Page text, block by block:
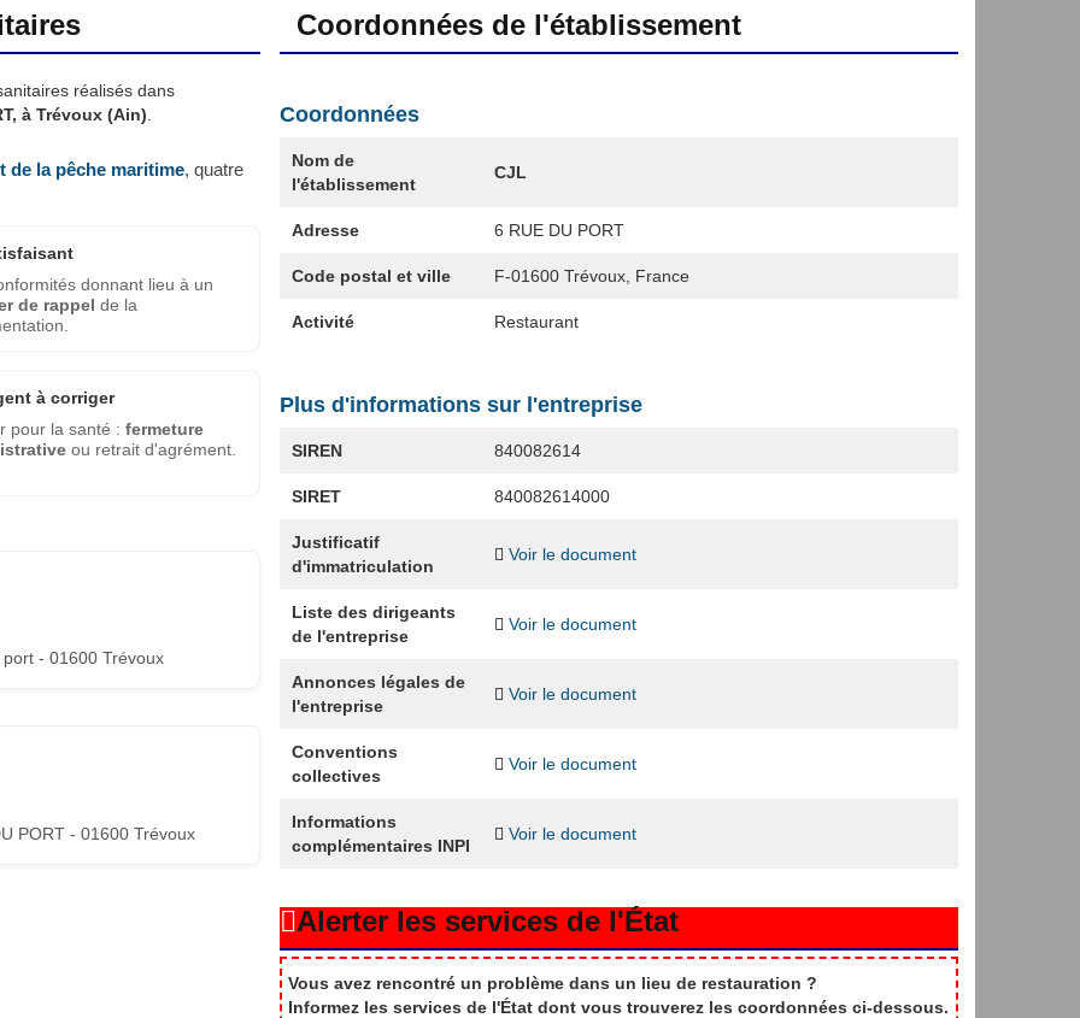
réalisés dans
à Trévoux (Ain)
de la pêche maritime, quatre
donnant lieu à un
de rappel de la
à corriger
pour la santé : fermeture
ou retrait d'agrément.
- 01600 Trévoux
PORT - 01600 Trévoux
Coordonnées de l'établissement
Coordonnées
Nom de
l'établissement
CJL
Adresse 6 RUE DU PORT
Code postal et ville F-01600 Trévoux, France
Activité Restaurant
Plus d'informations sur l'entreprise
SIREN 840082614
SIRET 840082614000
Justificatif
d'immatriculation
Voir le document
Liste des dirigeants
de l'entreprise
Voir le document
Annonces légales de
l'entreprise
Voir le document
Conventions
collectives
Voir le document
Informations
complémentaires INPI
Voir le document
Alerter les services de l'État
Vous avez rencontré un problème dans un lieu de restauration ?
Informez les services de l'État dont vous trouverez les coordonnées ci-dessous.